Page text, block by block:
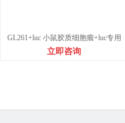
GL261+luc 小鼠胶质细胞瘤+luc专用
培养基
立即咨询